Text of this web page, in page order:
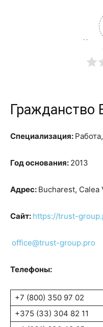
Гражданство
Специализация:
Год основания: 2013
Адрес: Bucharest, Calea
Сайт: https://trust-
office@trust-group.pro
Телефоны:
+7 (800) 350 97 02
+375 (33) 304 82 11